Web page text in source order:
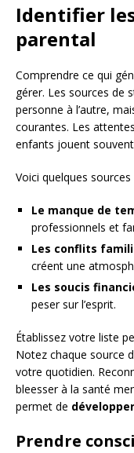
Identifier
parental
Comprendre ce qui
gérer. Les sources de
personne à l’autre,
courantes. Les
enfants jouent
Voici quelques
Le manque de
professionnels et
Les conflits
créent une
Les soucis
peser sur l’esprit.
Établissez votre liste
Notez chaque source
votre quotidien.
bleesser à la santé
permet de
Prendre